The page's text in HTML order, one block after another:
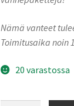
Nämä vanteet
Toimitusaika noin
20 varastossa